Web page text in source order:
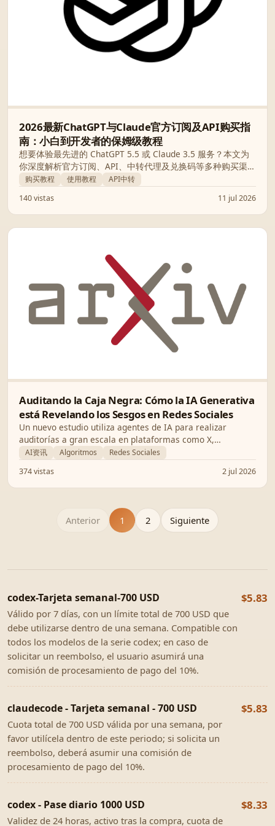
2026最新ChatGPT与Claude官方订阅及API购买指
南：小白到开发者的保姆级教程
想要体验最先进的 ChatGPT 5.5 或 Claude 3.5 服务？本文为
你深度解析官方订阅、API、中转代理及兑换码等多种购买渠
道，提供一步步注册支付教学与常见问题解答。
购买教程 使用教程
API中转
140 vistas
11 jul 2026
Auditando la Caja Negra: Cómo la IA Generativa
está Revelando los Sesgos en Redes Sociales
Un nuevo estudio utiliza agentes de IA para realizar
auditorías a gran escala en plataformas como X,
exponiendo cómo los algoritmos de personalización
amplifican el contenido polarizante y tóxico.
AI资讯 Algoritmos
Redes Sociales
374 vistas
2 jul 2026
Anterior 1 2 Siguiente
codex-Tarjeta semanal-700 USD
Válido por 7 días, con un límite total de 700 USD que
debe utilizarse dentro de una semana. Compatible con
todos los modelos de la serie codex; en caso de
solicitar un reembolso, el usuario asumirá una
comisión de procesamiento de pago del 10%.
$5.83
claudecode - Tarjeta semanal - 700 USD
Cuota total de 700 USD válida por una semana, por
favor utilícela dentro de este periodo; si solicita un
reembolso, deberá asumir una comisión de
procesamiento de pago del 10%.
$5.83
codex - Pase diario 1000 USD
Validez de 24 horas, activo tras la compra, cuota de
$8.33